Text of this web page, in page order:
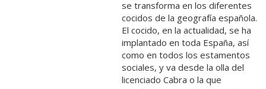
se transforma en los diferentes
cocidos de la geografía española.
El cocido, en la actualidad, se ha
implantado en toda España, así
como en todos los estamentos
sociales, y va desde la olla del
licenciado Cabra o la que